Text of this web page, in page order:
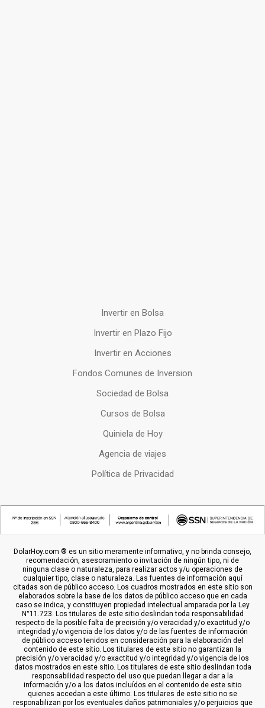
Invertir en Bolsa
Invertir en Plazo Fijo
Invertir en Acciones
Fondos Comunes de Inversion
Sociedad de Bolsa
Cursos de Bolsa
Quiniela de Hoy
Agencia de viajes
Política de Privacidad
DolarHoy.com ® es un sitio meramente informativo, y no brinda consejo,
recomendación, asesoramiento o invitación de ningún tipo, ni de
ninguna clase o naturaleza, para realizar actos y/u operaciones de
cualquier tipo, clase o naturaleza. Las fuentes de información aquí
citadas son de público acceso. Los cuadros mostrados en este sitio son
elaborados sobre la base de los datos de público acceso que en cada
caso se indica, y constituyen propiedad intelectual amparada por la Ley
N°11.723. Los titulares de este sitio deslindan toda responsabilidad
respecto de la posible falta de precisión y/o veracidad y/o exactitud y/o
integridad y/o vigencia de los datos y/o de las fuentes de información
de público acceso tenidos en consideración para la elaboración del
contenido de este sitio. Los titulares de este sitio no garantizan la
precisión y/o veracidad y/o exactitud y/o integridad y/o vigencia de los
datos mostrados en este sitio. Los titulares de este sitio deslindan toda
responsabilidad respecto del uso que puedan llegar a dar a la
información y/o a los datos incluídos en el contenido de este sitio
quienes accedan a este último. Los titulares de este sitio no se
responabilizan por los eventuales daños patrimoniales y/o perjuicios que